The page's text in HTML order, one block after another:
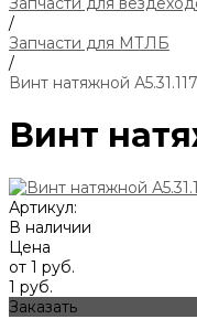
/
Запчасти для МТЛБ
/
Винт натяжной
Винт
Артикул:
В наличии
Цена
от 1 руб.
1 руб.
Заказать